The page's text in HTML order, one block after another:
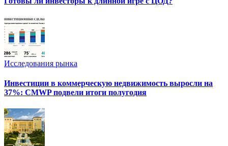
Исследования рынка
Инвестиции в коммерческую недвижимость выросли на
37%: CMWP подвели итоги полугодия